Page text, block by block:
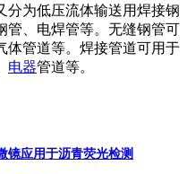
分为低压流体输送用焊接钢
管、电焊管等。无缝钢管可
体管道等。焊接管道可用于
电器管道等。
镜应用于沥青荧光检测